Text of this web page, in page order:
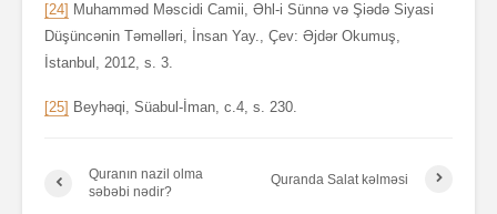
[24] Muhamməd Məscidi Camii, Əhl-i Sünnə və Şiədə Siyasi
Düşüncənin Təməlləri, İnsan Yay., Çev: Əjdər Okumuş,
İstanbul, 2012, s. 3.
[25] Beyhəqi, Süabul-İman, c.4, s. 230.
Quranın nazil olma
səbəbi nədir?
Quranda Salat kəlməsi